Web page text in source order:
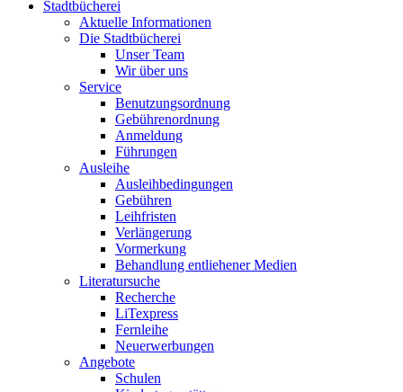
Stadtbücherei
Aktuelle Informationen
Die Stadtbücherei
Unser Team
Wir über uns
Service
Benutzungsordnung
Gebührenordnung
Anmeldung
Führungen
Ausleihe
Ausleihbedingungen
Gebühren
Leihfristen
Verlängerung
Vormerkung
Behandlung entliehener Medien
Literatursuche
Recherche
LiTexpress
Fernleihe
Neuerwerbungen
Angebote
Schulen